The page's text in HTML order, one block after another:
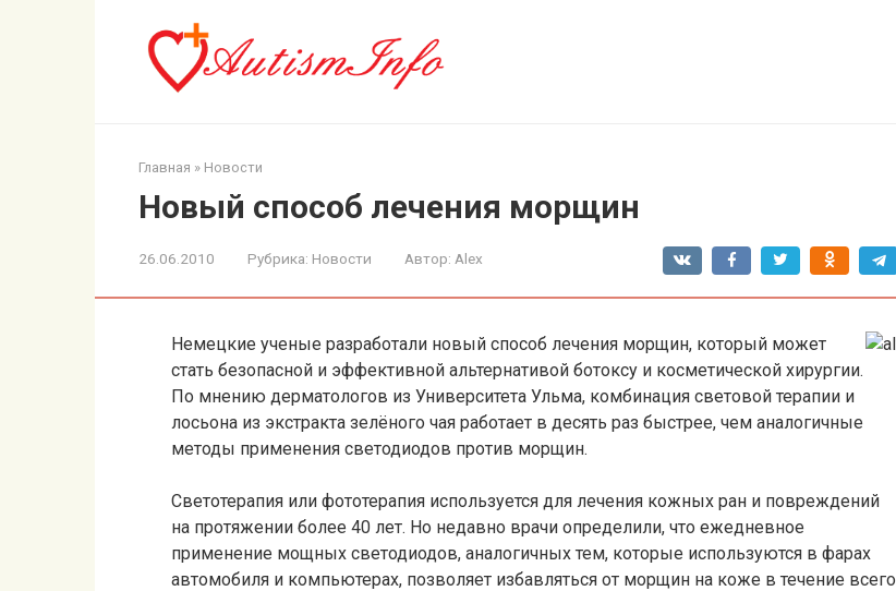
Главная » Новости
Новый способ лечения морщин
26.06.2010 Рубрика: Новости Автор: Alex
Немецкие ученые разработали новый способ лечения морщин, который может
стать безопасной и эффективной альтернативой ботоксу и косметической хирургии.
По мнению дерматологов из Университета Ульма, комбинация световой терапии и
лосьона из экстракта зелёного чая работает в десять раз быстрее, чем аналогичные
методы применения светодиодов против морщин.
Светотерапия или фототерапия используется для лечения кожных ран и повреждений
на протяжении более 40 лет. Но недавно врачи определили, что ежедневное
применение мощных светодиодов, аналогичных тем, которые используются в фарах
автомобиля и компьютерах, позволяет избавляться от морщин на коже в течение всего